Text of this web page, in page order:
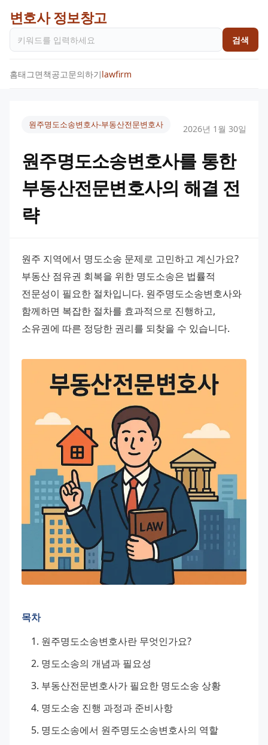
변호사 정보창고
검색
홈태그면책공고문의하기lawfirm
원주명도소송변호사-부동산전문변호사 2026년 1월 30일
원주명도소송변호사를 통한
부동산전문변호사의 해결 전
략
원주 지역에서 명도소송 문제로 고민하고 계신가요?
부동산 점유권 회복을 위한 명도소송은 법률적
전문성이 필요한 절차입니다. 원주명도소송변호사와
함께하면 복잡한 절차를 효과적으로 진행하고,
소유권에 따른 정당한 권리를 되찾을 수 있습니다.
목차
원주명도소송변호사란 무엇인가요?
명도소송의 개념과 필요성
부동산전문변호사가 필요한 명도소송 상황
명도소송 진행 과정과 준비사항
명도소송에서 원주명도소송변호사의 역할